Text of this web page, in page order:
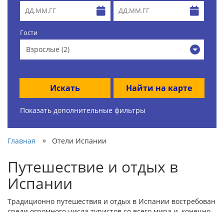
Гости
Взрослые (2)
Искать Найти на карте
Показать дополнительные фильтры
Главная » Отели Испании
Путешествие и отдых в
Испании
Традиционно путешествия и отдых в Испании востребован